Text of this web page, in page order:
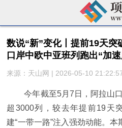
数说“新”变化丨提前19天
口岸中欧中亚班列跑出“加
来源：天山网 | 2026-05-10
今年截至5月7日，阿拉山
超3000列，较去年提前19天
建“一带一路”注入强劲动能。本